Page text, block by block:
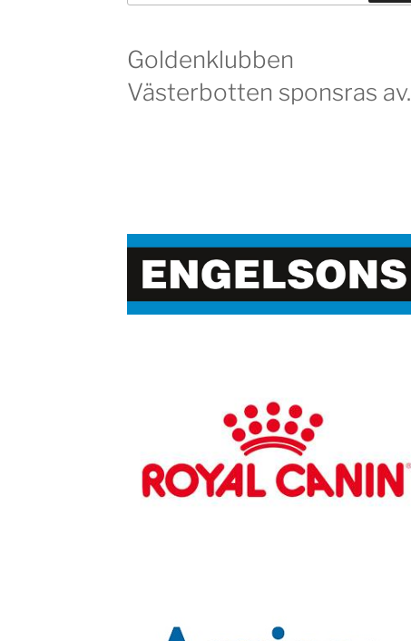
Goldenklubben
Västerbotten sponsras av.